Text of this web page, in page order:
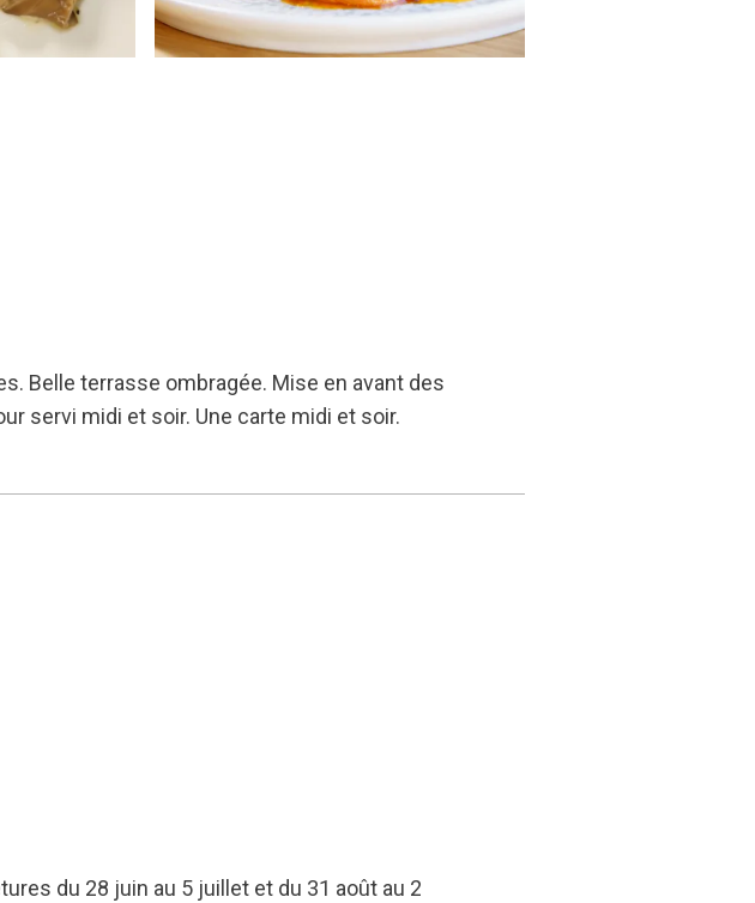
Belle terrasse ombragée. Mise en avant des
servi midi et soir. Une carte midi et soir.
du 28 juin au 5 juillet et du 31 août au 2